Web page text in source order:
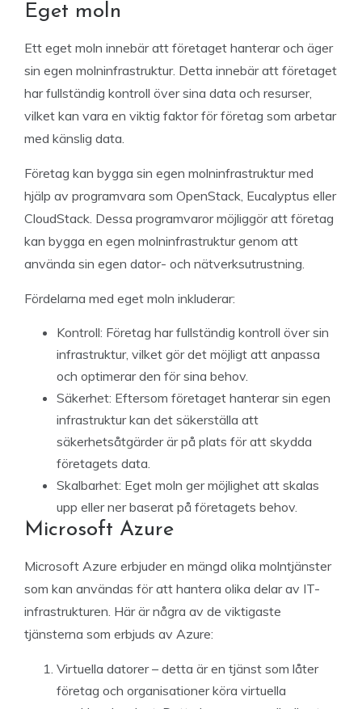
Eget moln
Ett eget moln innebär att företaget hanterar och äger
sin egen molninfrastruktur. Detta innebär att företaget
har fullständig kontroll över sina data och resurser,
vilket kan vara en viktig faktor för företag som arbetar
med känslig data.
Företag kan bygga sin egen molninfrastruktur med
hjälp av programvara som OpenStack, Eucalyptus eller
CloudStack. Dessa programvaror möjliggör att företag
kan bygga en egen molninfrastruktur genom att
använda sin egen dator- och nätverksutrustning.
Fördelarna med eget moln inkluderar:
Kontroll: Företag har fullständig kontroll över sin
infrastruktur, vilket gör det möjligt att anpassa
och optimerar den för sina behov.
Säkerhet: Eftersom företaget hanterar sin egen
infrastruktur kan det säkerställa att
säkerhetsåtgärder är på plats för att skydda
företagets data.
Skalbarhet: Eget moln ger möjlighet att skalas
upp eller ner baserat på företagets behov.
Microsoft Azure
Microsoft Azure erbjuder en mängd olika molntjänster
som kan användas för att hantera olika delar av IT-
infrastrukturen. Här är några av de viktigaste
tjänsterna som erbjuds av Azure:
Virtuella datorer – detta är en tjänst som låter
företag och organisationer köra virtuella